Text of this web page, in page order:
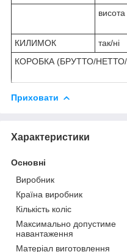
висота
КИЛИМОК
так/ні
КОРОБКА (БРУТТО/
Приховати
Характеристики
Основні
Виробник
Країна виробник
Кількість коліс
Максимально допустиме
навантаження
Матеріал виготовлення